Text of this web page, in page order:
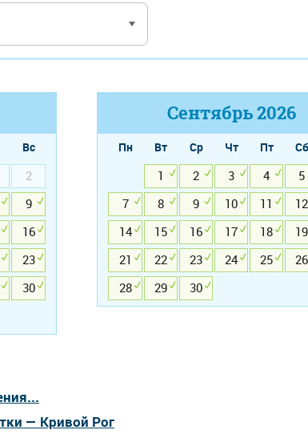
Вс
2
9
16
23
30
Сентябрь2026
Пн Вт Ср Чт Пт
Сб
1
2 3 4
5
7
8 9 10 11
12
14
15 16 17 18
19
21
22 23 24 25
26
28
29 30
— Кривой Рог